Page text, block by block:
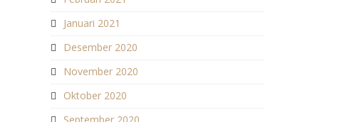
Januari 2021
Desember 2020
November 2020
Oktober 2020